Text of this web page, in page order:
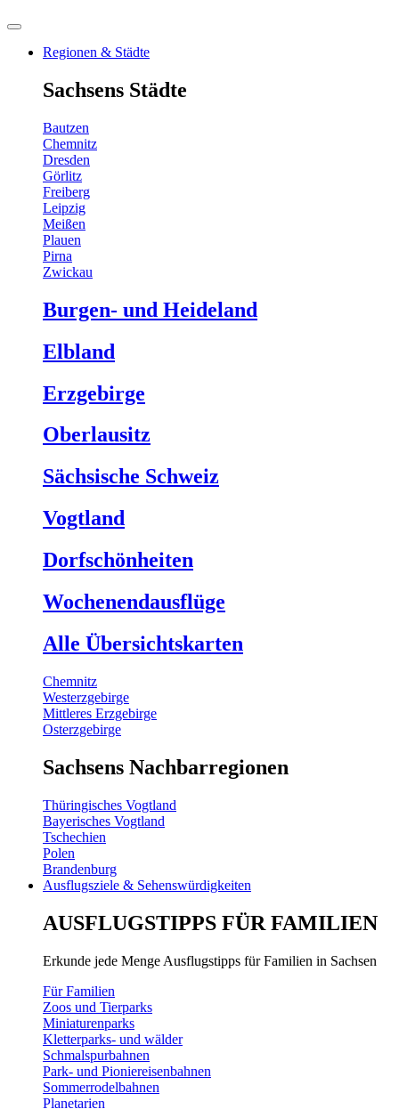
Regionen & Städte
Sachsens Städte
Bautzen
Chemnitz
Dresden
Görlitz
Freiberg
Leipzig
Meißen
Plauen
Pirna
Zwickau
Burgen- und Heideland
Elbland
Erzgebirge
Oberlausitz
Sächsische Schweiz
Vogtland
Dorfschönheiten
Wochenendausflüge
Alle Übersichtskarten
Chemnitz
Westerzgebirge
Mittleres Erzgebirge
Osterzgebirge
Sachsens Nachbarregionen
Thüringisches Vogtland
Bayerisches Vogtland
Tschechien
Polen
Brandenburg
Ausflugsziele & Sehenswürdigkeiten
AUSFLUGSTIPPS FÜR FAMILIEN
Erkunde jede Menge Ausflugstipps für Familien in Sachsen
Für Familien
Zoos und Tierparks
Miniaturenparks
Kletterparks- und wälder
Schmalspurbahnen
Park- und Pioniereisenbahnen
Sommerrodelbahnen
Planetarien